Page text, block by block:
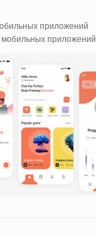
приложений
приложений